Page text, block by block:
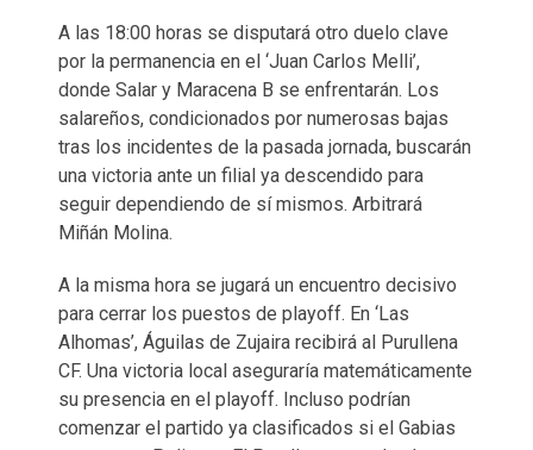
A las 18:00 horas se disputará otro duelo clave
por la permanencia en el ‘Juan Carlos Melli’,
donde Salar y Maracena B se enfrentarán. Los
salareños, condicionados por numerosas bajas
tras los incidentes de la pasada jornada, buscarán
una victoria ante un filial ya descendido para
seguir dependiendo de sí mismos. Arbitrará
Miñán Molina.
A la misma hora se jugará un encuentro decisivo
para cerrar los puestos de playoff. En ‘Las
Alhomas’, Águilas de Zujaira recibirá al Purullena
CF. Una victoria local aseguraría matemáticamente
su presencia en el playoff. Incluso podrían
comenzar el partido ya clasificados si el Gabias